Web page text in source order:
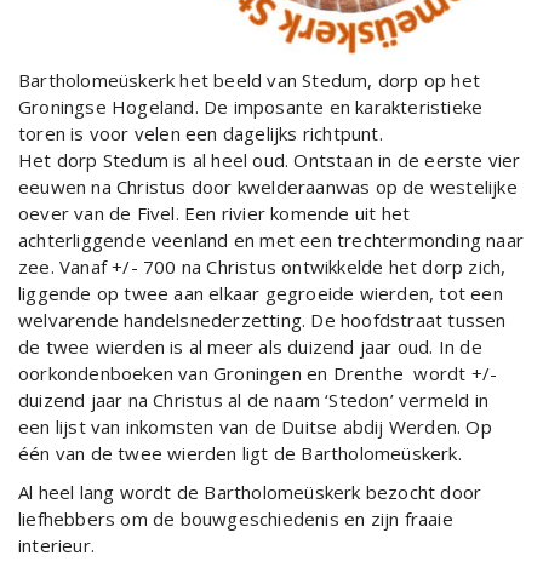
Bartholomeüskerk het beeld van Stedum, dorp op het
Groningse Hogeland. De imposante en karakteristieke
toren is voor velen een dagelijks richtpunt.
Het dorp Stedum is al heel oud. Ontstaan in de eerste vier
eeuwen na Christus door kwelderaanwas op de westelijke
oever van de Fivel. Een rivier komende uit het
achterliggende veenland en met een trechtermonding naar
zee. Vanaf +/- 700 na Christus ontwikkelde het dorp zich,
liggende op twee aan elkaar gegroeide wierden, tot een
welvarende handelsnederzetting. De hoofdstraat tussen
de twee wierden is al meer als duizend jaar oud. In de
oorkondenboeken van Groningen en Drenthe wordt +/-
duizend jaar na Christus al de naam ‘Stedon’ vermeld in
een lijst van inkomsten van de Duitse abdij Werden. Op
één van de twee wierden ligt de Bartholomeüskerk.
Al heel lang wordt de Bartholomeüskerk bezocht door
liefhebbers om de bouwgeschiedenis en zijn fraaie
interieur.